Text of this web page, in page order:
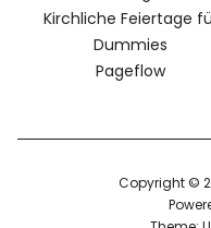
Kirchliche Feiertage
Dummies
Pageflow
Copyright ©